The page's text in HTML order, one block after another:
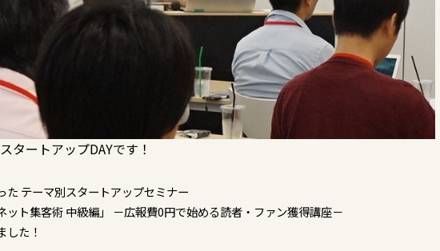
タートアップDAYです！
た テーマ別スタートアップセミナー
ット集客術 中級編」 －広報費0円で始める読者・ファン獲得講座－
した！